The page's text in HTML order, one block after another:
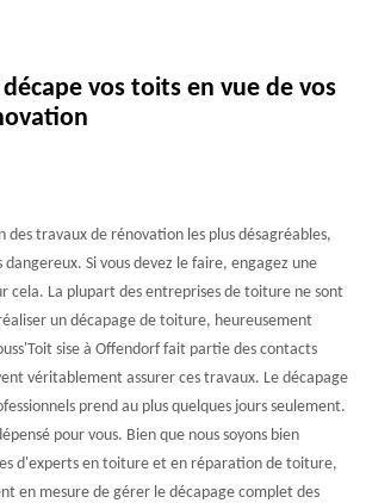
vos toits en vue de vos
des travaux de rénovation les plus désagréables,
dangereux. Si vous devez le faire, engagez une
cela. La plupart des entreprises de toiture ne sont
un décapage de toiture, heureusement
sise à Offendorf fait partie des contacts
véritablement assurer ces travaux. Le décapage
prend au plus quelques jours seulement.
pour vous. Bien que nous soyons bien
d'experts en toiture et en réparation de toiture,
en mesure de gérer le décapage complet des